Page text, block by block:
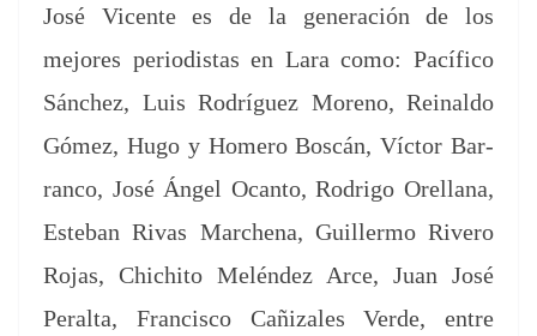
José Vicente es de la gen­eración de los
mejores peri­odis­tas en Lara como: Pací­fi­co
Sánchez, Luis Rodríguez Moreno, Reinal­do
Gómez, Hugo y Home­ro Boscán, Víc­tor Bar­
ran­co, José Ángel Ocan­to, Rodri­go Orel­lana,
Este­ban Rivas Marchena, Guiller­mo Rivero
Rojas, Chi­chi­to Melén­dez Arce, Juan José
Per­al­ta, Fran­cis­co Cañiza­les Verde, entre